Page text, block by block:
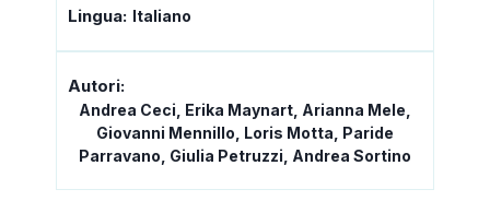
Lingua: Italiano
Autori:
Andrea Ceci, Erika Maynart, Arianna Mele,
Giovanni Mennillo, Loris Motta, Paride
Parravano, Giulia Petruzzi, Andrea Sortino